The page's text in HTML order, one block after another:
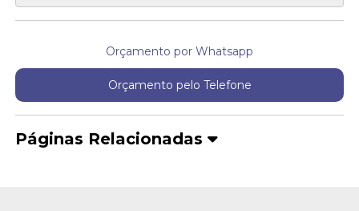
Orçamento por Whatsapp
Orçamento pelo Telefone
Páginas Relacionadas